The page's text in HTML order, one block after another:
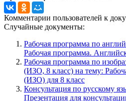
Комментарии пользователей к
Случайные документы:
Рабочая программа по
Рабочая программа.
Рабочая программа по
(ИЗО, 8 класс) на тему:
(ИЗО) для 8 класс
Консультация по русскому
Презентация для